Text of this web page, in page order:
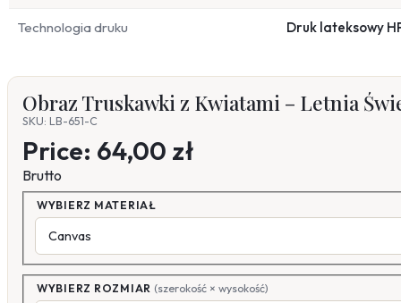
Technologia druku Druk lateksowy
Obraz Truskawki z Kwiatami – Letnia
SKU: LB-651-C
Price: 64,00 zł
Brutto
WYBIERZ MATERIAŁ
WYBIERZ ROZMIAR (szerokość × wysokość)